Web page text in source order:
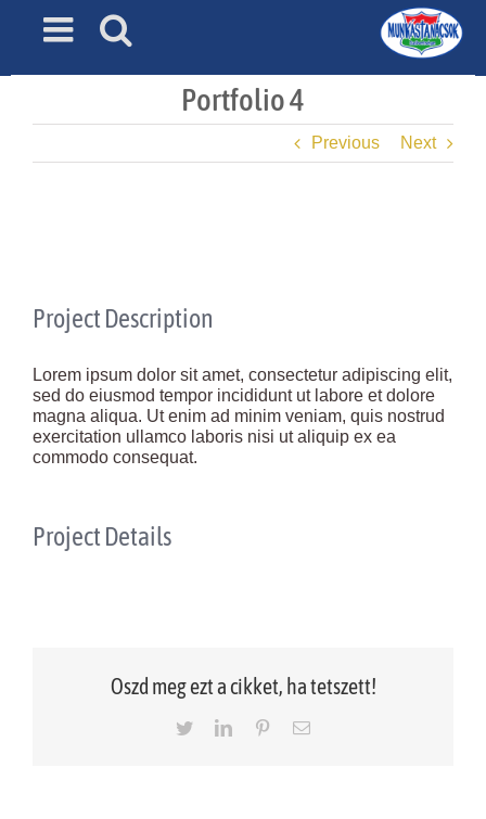
Portfolio 4
Previous Next
Project Description
Lorem ipsum dolor sit amet, consectetur adipiscing elit,
sed do eiusmod tempor incididunt ut labore et dolore
magna aliqua. Ut enim ad minim veniam, quis nostrud
exercitation ullamco laboris nisi ut aliquip ex ea
commodo consequat.
Project Details
Oszd meg ezt a cikket, ha tetszett!
TwitterLinkedInPinterestEmail